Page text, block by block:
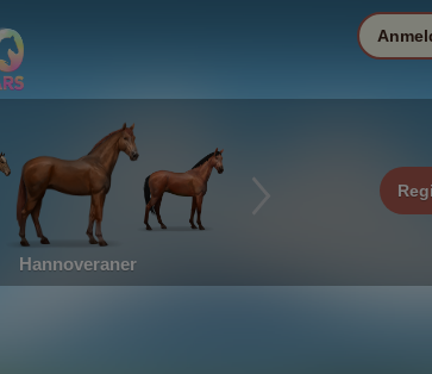
Hannoveraner